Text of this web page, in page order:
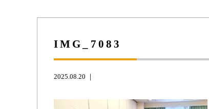
IMG_7083
2025.08.20 ｜